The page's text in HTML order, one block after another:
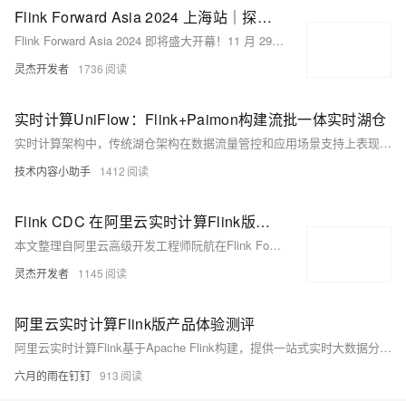
Flink Forward Asia 2024 上海站｜探索实时计算新边界
Flink Forward Asia 2024 即将盛大开幕！11 月 29 至 30 日在上海举行，大会聚焦 Apache Flink 技术演进与未来规划，涵盖流式湖仓、流批一体、Data+AI 融合等前沿话题，提供近百场专业演讲。立即报名，共襄盛举！官网：https://asia.flink-forward.org/shanghai-2024/
灵杰开发者 1736
实时计算UniFlow：Flink+Paimon构建流批一体实时湖仓
实时计算架构中，传统湖仓架构在数据流量管控和应用场景支持上表现良好，但在实际运营中常忽略细节，导致新问题。为解决这些问题，提出了流批一体的实时计算湖仓架构——UniFlow。该架构通过统一的流批计算引擎、存储格式（如Paimon）和Flink CDC工具，简化开发流程，降低成本，并确保数据一致性和实时性。UniFlow还引入了Flink Materialized Table，实现了声明式ETL，优化了调度和执行模式，使用户能灵活调整新鲜度与成本。最终，UniFlow不仅提高了开发和运维效率，还提供了更实时的数据支持，满足业务决策需求。
技术内容小助手 1412
Flink CDC 在阿里云实时计算Flink版的云上实践
本文整理自阿里云高级开发工程师阮航在Flink Forward Asia 2024的分享，重点介绍了Flink CDC与实时计算Flink的集成、CDC YAML的核心功能及应用场景。主要内容包括：Flink CDC的发展及其在流批数据处理中的作用；CDC YAML支持的同步链路、Transform和Route功能、丰富的监控指标；典型应用场景如整库同步、Binlog原始数据同步、分库分表同步等；并通过两个Demo展示了MySQL整库同步到Paimon和Binlog同步到Kafka的过程。最后，介绍了未来规划，如脏数据处理、数据限流及扩展数据源支持。
灵杰开发者 1145
阿里云实时计算Flink版产品体验测评
阿里云实时计算Flink基于Apache Flink构建，提供一站式实时大数据分析平台，支持端到端亚秒级实时数据分析，适用于实时大屏、实时报表、实时ETL和风控监测等场景，具备高性价比、开发效率、运维管理和企业安全等优势。
六月的雨在钉钉 913